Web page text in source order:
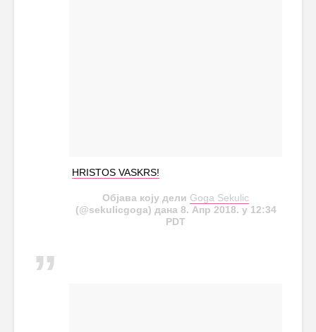
HRISTOS VASKRS!
Објава коју дели Goga Sekulic
(@sekulicgoga) дана 8. Апр 2018. у 12:34
PDT